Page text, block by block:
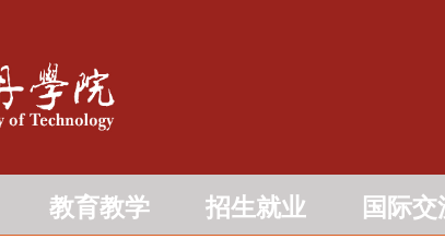
教育教学 招生就业 国际交